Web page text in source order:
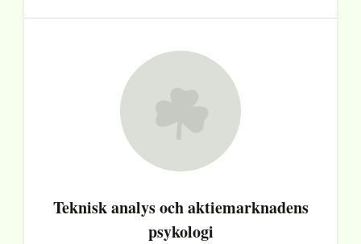
Teknisk analys och aktiemarknadens
psykologi